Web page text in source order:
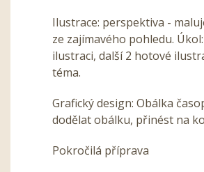
Ilustrace: perspektiva -
ze zajímavého pohledu.
ilustraci, další 2 hotové
téma.
Grafický design: Obálka
dodělat obálku, přinést na
Pokročilá příprava